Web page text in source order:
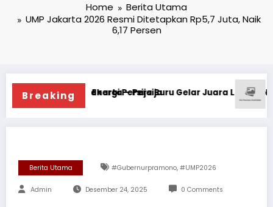
Home
Berita Utama
UMP Jakarta 2026 Resmi Ditetapkan Rp5,7 Juta, Naik
6,17 Persen
Breaking
Jakarta – Persija
Jadi Energi Persija Buru Gelar Juara Liga IndonesiaPemuda LIRA
Berita Utama #gubernurpramono, #UMP2026
Admin Desember 24, 2025 0 Comments